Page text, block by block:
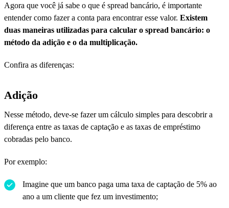
Agora que você já sabe o que é spread bancário, é importante
entender como fazer a conta para encontrar esse valor. Existem
duas maneiras utilizadas para calcular o spread bancário: o
método da adição e o da multiplicação.
Confira as diferenças:
Adição
Nesse método, deve-se fazer um cálculo simples para descobrir a
diferença entre as taxas de captação e as taxas de empréstimo
cobradas pelo banco.
Por exemplo:
Imagine que um banco paga uma taxa de captação de 5% ao
ano a um cliente que fez um investimento;